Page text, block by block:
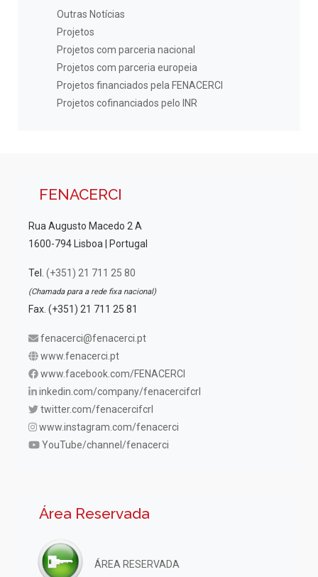
Outras Notícias
Projetos
Projetos com parceria nacional
Projetos com parceria europeia
Projetos financiados pela FENACERCI
Projetos cofinanciados pelo INR
FENACERCI
Rua Augusto Macedo 2 A
1600-794 Lisboa | Portugal
Tel. (+351) 21 711 25 80
(Chamada para a rede fixa nacional)
Fax. (+351) 21 711 25 81
fenacerci@fenacerci.pt
www.fenacerci.pt
www.facebook.com/FENACERCI
inkedin.com/company/fenacercifcrl
twitter.com/fenacercifcrl
www.instagram.com/fenacerci
YouTube/channel/fenacerci
Área Reservada
ÁREA RESERVADA